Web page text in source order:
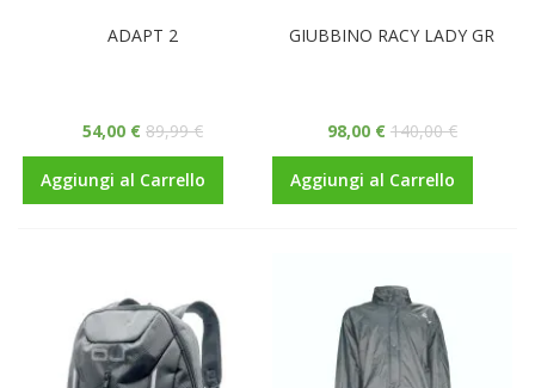
ADAPT 2
54,00 € 89,99 €
Aggiungi al Carrello
GIUBBINO RACY LADY GR
98,00 € 140,00 €
Aggiungi al Carrello